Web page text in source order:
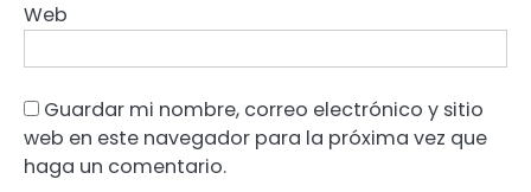
Web
Guardar mi nombre, correo electrónico y sitio
web en este navegador para la próxima vez que
haga un comentario.